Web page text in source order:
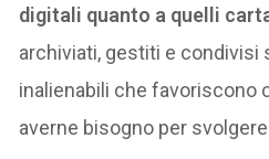
digitali quanto a quelli
archiviati, gestiti e condivisi
inalienabili che favoriscono
averne bisogno per